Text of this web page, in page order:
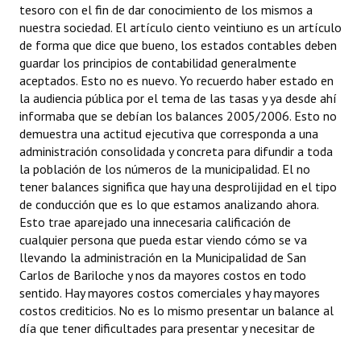
tesoro con el fin de dar conocimiento de los mismos a
nuestra sociedad. El artículo ciento veintiuno es un artículo
de forma que dice que bueno, los estados contables deben
guardar los principios de contabilidad generalmente
aceptados. Esto no es nuevo. Yo recuerdo haber estado en
la audiencia pública por el tema de las tasas y ya desde ahí
informaba que se debían los balances 2005/2006. Esto no
demuestra una actitud ejecutiva que corresponda a una
administración consolidada y concreta para difundir a toda
la población de los números de la municipalidad. El no
tener balances significa que hay una desprolijidad en el tipo
de conducción que es lo que estamos analizando ahora.
Esto trae aparejado una innecesaria calificación de
cualquier persona que pueda estar viendo cómo se va
llevando la administración en la Municipalidad de San
Carlos de Bariloche y nos da mayores costos en todo
sentido. Hay mayores costos comerciales y hay mayores
costos crediticios. No es lo mismo presentar un balance al
día que tener dificultades para presentar y necesitar de